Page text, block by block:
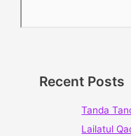
Recent Posts
Tanda
Lailatul